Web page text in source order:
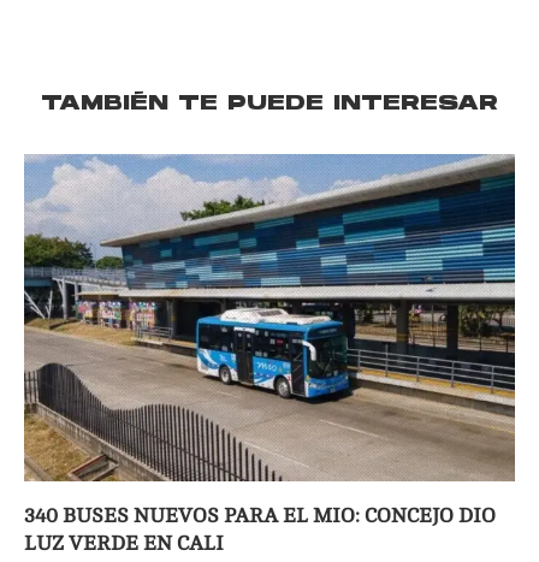
TAMBIÉN TE PUEDE INTERESAR
340 BUSES NUEVOS PARA EL MIO: CONCEJO DIO
LUZ VERDE EN CALI